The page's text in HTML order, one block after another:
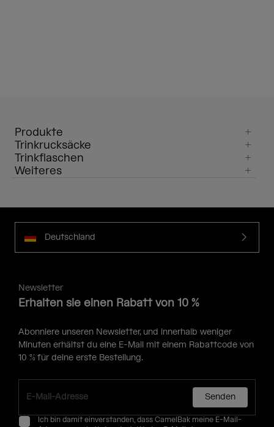
Produkte
Trinkrucksäcke
Trinkflaschen
Weiteres
Deutschland
Newsletter
Erhalten sie einen Rabatt von 10 %
Abonniere unseren Newsletter, und innerhalb weniger
Minuten erhältst du eine E-Mail mit einem Rabattcode von
10 % für deine erste Bestellung.
Senden
Ich bin damit einverstanden, dass CamelBak meine E-Mail-